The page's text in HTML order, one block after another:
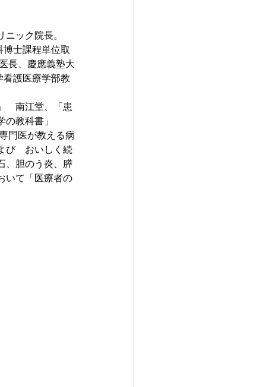
ニック院長。
士課程単位取
長、慶應義塾大
護医療学部教
　南江堂、「患
の教科書」
門医が教える病
び　おいしく続
、胆のう炎、膵
いて「医療者の